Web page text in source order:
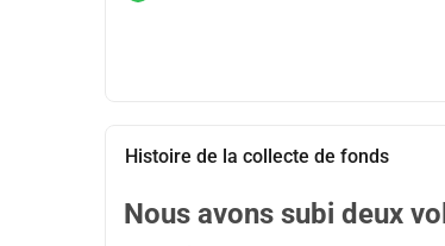
Histoire de la collecte de fonds
Nous avons subi deux